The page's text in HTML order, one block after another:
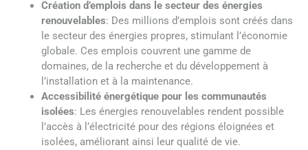
Création d’emplois dans le secteur des énergies
renouvelables: Des millions d’emplois sont créés dans
le secteur des énergies propres, stimulant l’économie
globale. Ces emplois couvrent une gamme de
domaines, de la recherche et du développement à
l’installation et à la maintenance.
Accessibilité énergétique pour les communautés
isolées: Les énergies renouvelables rendent possible
l’accès à l’électricité pour des régions éloignées et
isolées, améliorant ainsi leur qualité de vie.